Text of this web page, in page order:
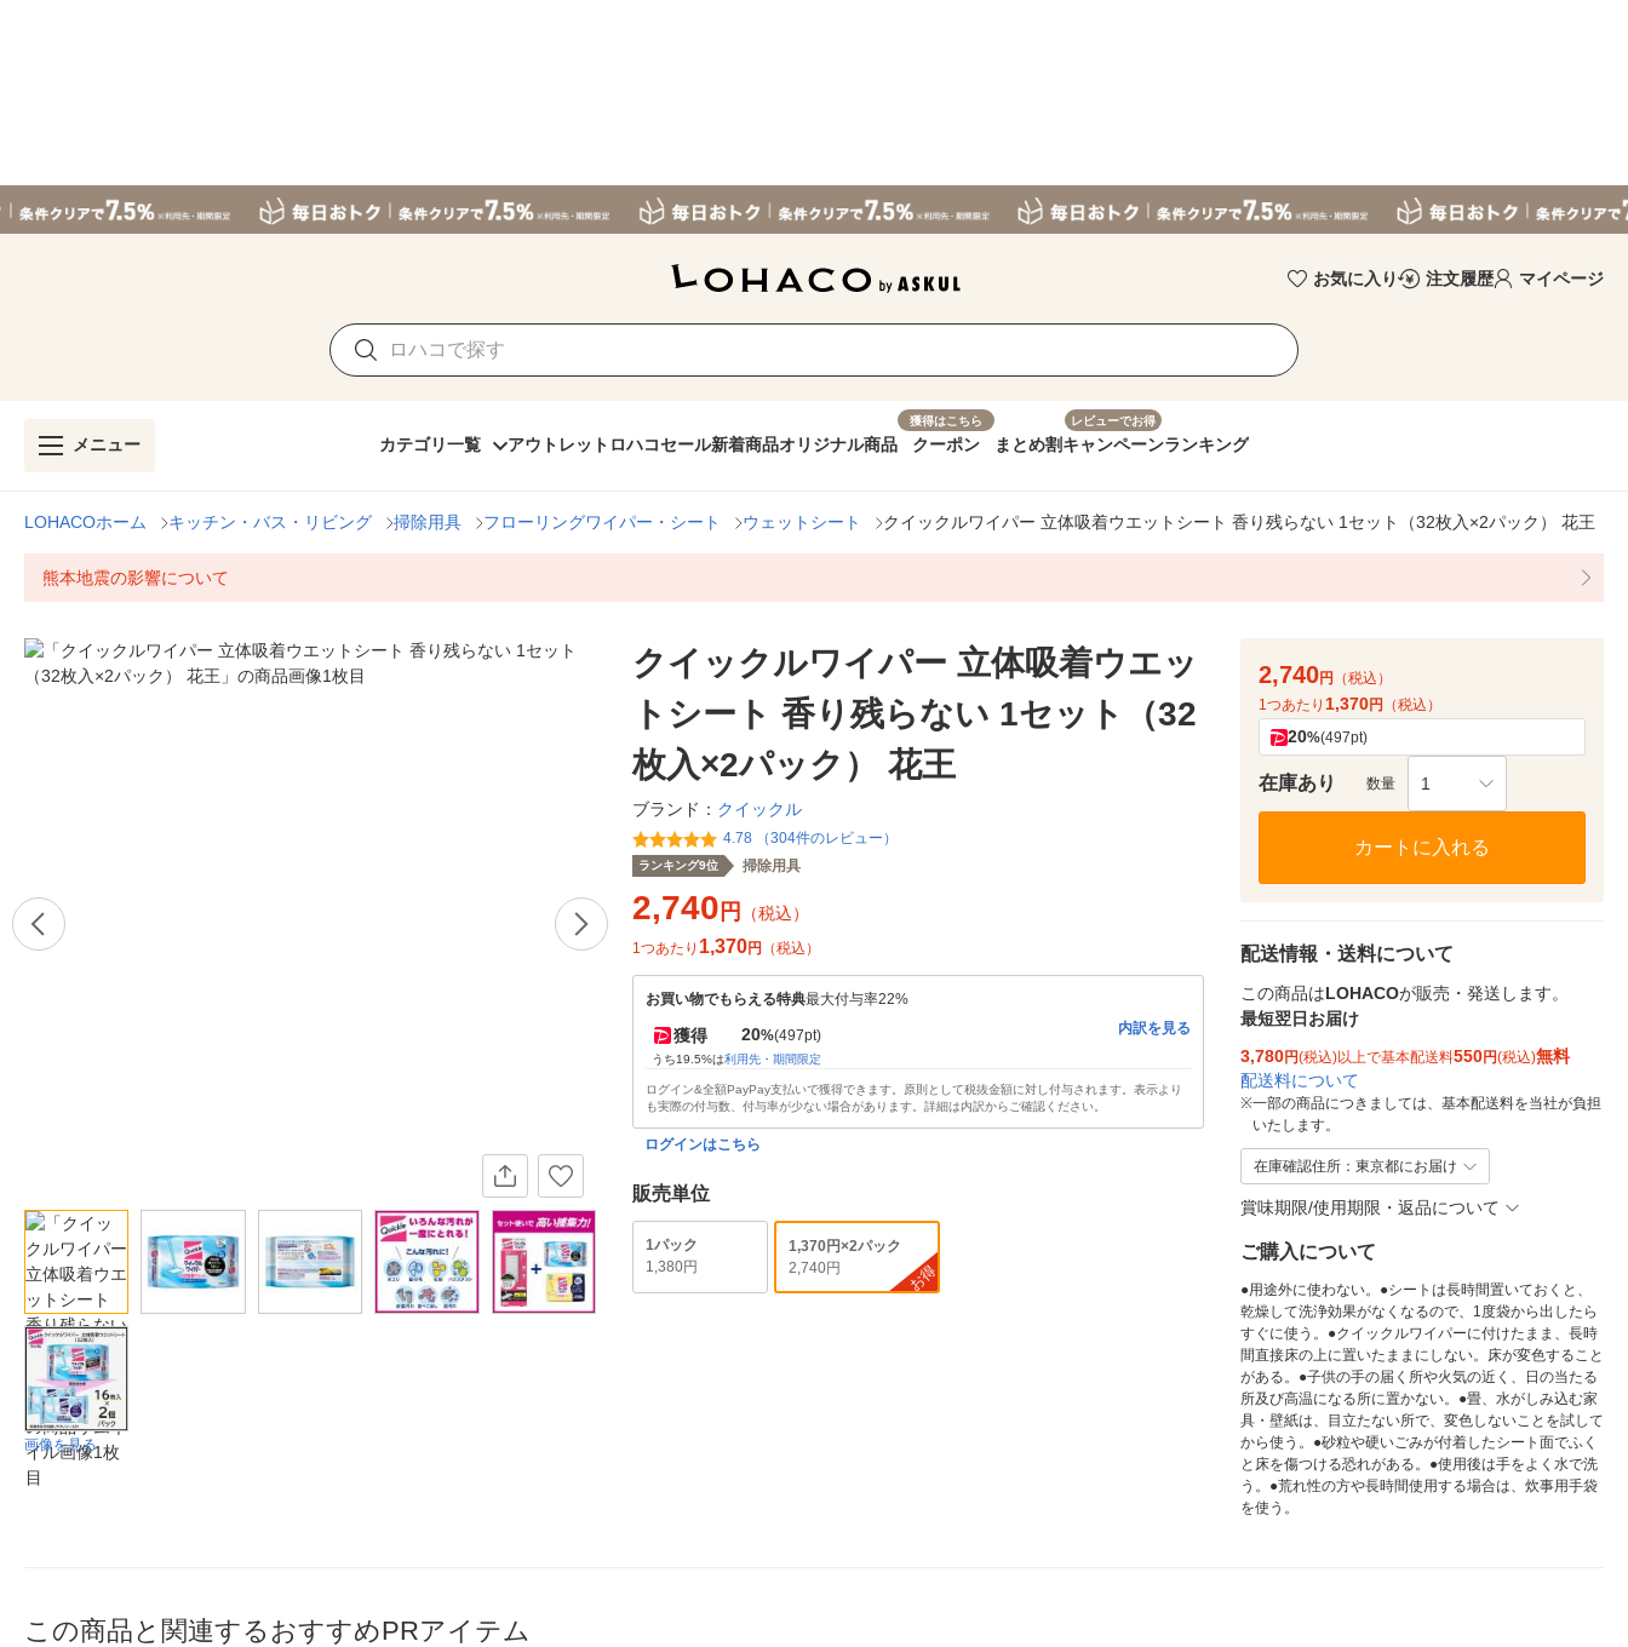
お気に入り 注文履歴 マイページ
メニュー カテゴリ一覧 アウトレット ロハコセール新着商品オリジナル商品
獲得はこちら
クーポン まとめ割
レビューでお得
キャンペーンランキング
LOHACOホーム キッチン・バス・リビング 掃除用具 フローリングワイパー・シート ウェットシート クイックルワイパー 立体吸着ウエットシート 香り残らない 1セット（32枚入×2パック） 花王
熊本地震の影響について
画像を見る
クイックルワイパー 立体吸着ウエッ
トシート 香り残らない 1セット（32
枚入×2パック） 花王
ブランド： クイックル
4.78 （304件のレビュー）
ランキング9位 掃除用具
2,740 円 （税込）
1つあたり 1,370円 （税込）
お買い物でもらえる特典最大付与率22%
獲得 20%(497pt)
うち19.5%は利用先・期間限定
内訳を見る
ログイン&全額PayPay支払いで獲得できます。原則として税抜金額に対し付与されます。表示より
も実際の付与数、付与率が少ない場合があります。詳細は内訳からご確認ください。
ログインはこちら
販売単位
1パック
1,380円
1,370円×2パック
2,740円
お得
2,740円
（税込）
1つあたり 1,370円 （税込）
20%(497pt)
在庫あり 数量 1
カートに入れる
配送情報・送料について
この商品はLOHACOが販売・発送します。
最短翌日お届け
3,780円(税込)以上で基本配送料550円(税込)無料
配送料について
※一部の商品につきましては、基本配送料を当社が負担
いたします。
在庫確認住所：東京都にお届け
賞味期限/使用期限・返品について
ご購入について
●用途外に使わない。●シートは長時間置いておくと、
乾燥して洗浄効果がなくなるので、1度袋から出したら
すぐに使う。●クイックルワイパーに付けたまま、長時
間直接床の上に置いたままにしない。床が変色すること
がある。●子供の手の届く所や火気の近く、日の当たる
所及び高温になる所に置かない。●畳、水がしみ込む家
具・壁紙は、目立たない所で、変色しないことを試して
から使う。●砂粒や硬いごみが付着したシート面でふく
と床を傷つける恐れがある。●使用後は手をよく水で洗
う。●荒れ性の方や長時間使用する場合は、炊事用手袋
を使う。
この商品と関連するおすすめPRアイテム